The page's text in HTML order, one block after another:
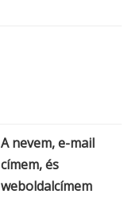
A nevem, e-mail
címem, és
weboldalcímem